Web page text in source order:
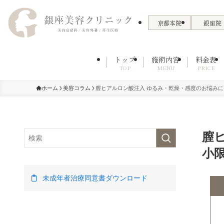
京都本院 銀座院
トップ
TOP
施術内容
MENU
料金表
PRICE
ホーム 美容コラム 膣ヒアルロン酸注入 ゆるみ・乾燥・感度のお悩み
膣
小
未成年者治療同意書ダウンロード